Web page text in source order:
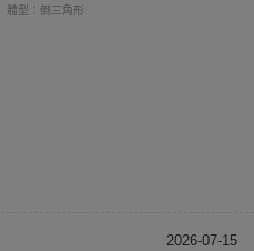
體型：倒三角形
2026-07-15